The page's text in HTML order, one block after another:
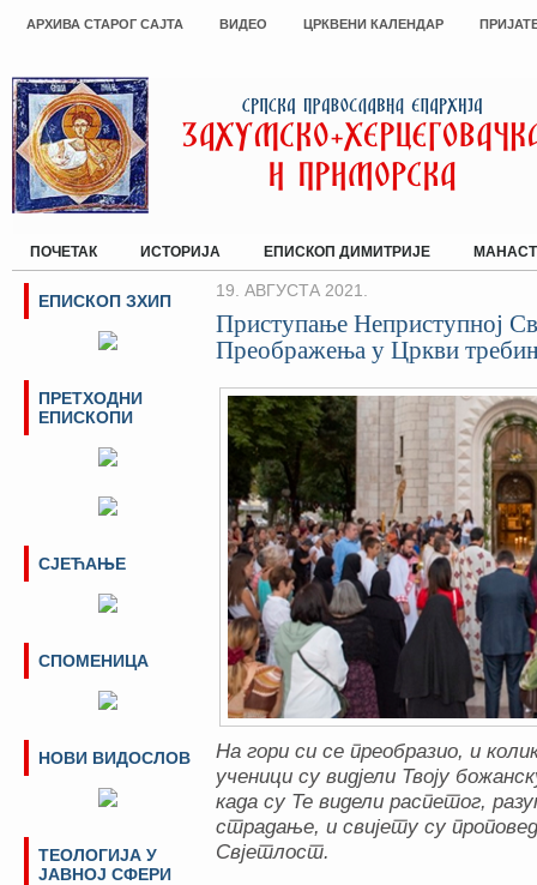
АРХИВА СТАРОГ САЈТА ВИДЕО ЦРКВЕНИ КАЛЕНДАР
ПОЧЕТАК ИСТОРИЈА ЕПИСКОП ДИМИТРИЈЕ
19. АВГУСТА 2021.
Приступање Неприступној
Преображења у Цркви
На гори си се преобразио, и
ученици су видјели Твоју
када су Те видели распетог,
страдање, и свијету су
Свјетлост.
ЕПИСКОП ЗХИП
ПРЕТХОДНИ
ЕПИСКОПИ
СЈЕЋАЊЕ
СПОМЕНИЦА
НОВИ ВИДОСЛОВ
ТЕОЛОГИЈА У
ЈАВНОЈ СФЕРИ